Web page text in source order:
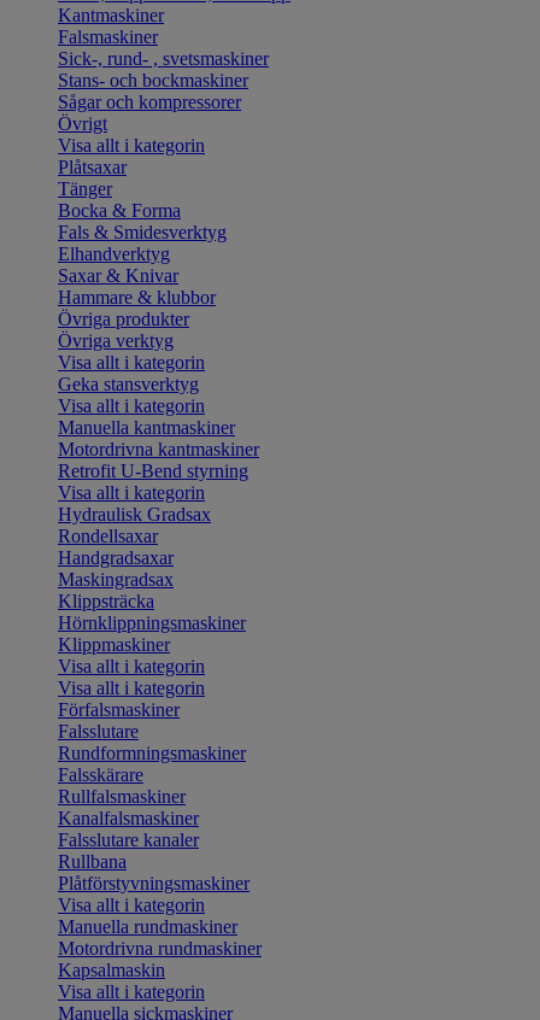
Kantmaskiner
Falsmaskiner
Sick-, rund- , svetsmaskiner
Stans- och bockmaskiner
Sågar och kompressorer
Övrigt
Visa allt i kategorin
Plåtsaxar
Tänger
Bocka & Forma
Fals & Smidesverktyg
Elhandverktyg
Saxar & Knivar
Hammare & klubbor
Övriga produkter
Övriga verktyg
Visa allt i kategorin
Geka stansverktyg
Visa allt i kategorin
Manuella kantmaskiner
Motordrivna kantmaskiner
Retrofit U-Bend styrning
Visa allt i kategorin
Hydraulisk Gradsax
Rondellsaxar
Handgradsaxar
Maskingradsax
Klippsträcka
Hörnklippningsmaskiner
Klippmaskiner
Visa allt i kategorin
Visa allt i kategorin
Förfalsmaskiner
Falsslutare
Rundformningsmaskiner
Falsskärare
Rullfalsmaskiner
Kanalfalsmaskiner
Falsslutare kanaler
Rullbana
Plåtförstyvningsmaskiner
Visa allt i kategorin
Manuella rundmaskiner
Motordrivna rundmaskiner
Kapsalmaskin
Visa allt i kategorin
Manuella sickmaskiner